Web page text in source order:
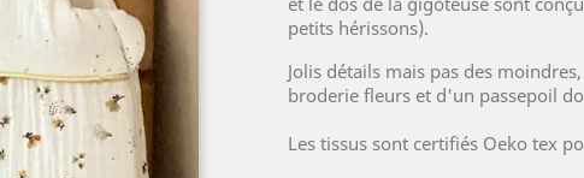
petits hérissons).
Jolis détails mais pas des
broderie fleurs et d'un passepoil
Les tissus sont certifiés Oeko tex